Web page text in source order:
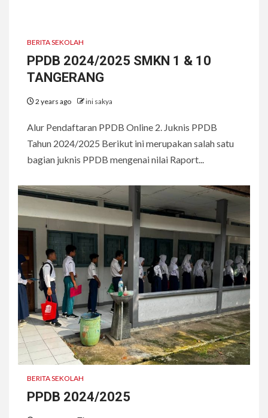
BERITA SEKOLAH
PPDB 2024/2025 SMKN 1 & 10
TANGERANG
2 years ago ini sakya
Alur Pendaftaran PPDB Online 2. Juknis PPDB
Tahun 2024/2025 Berikut ini merupakan salah satu
bagian juknis PPDB mengenai nilai Raport...
BERITA SEKOLAH
PPDB 2024/2025